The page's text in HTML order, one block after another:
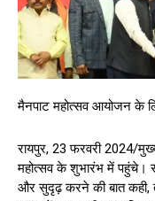
मैनपाट महोत्सव आयोजन के
रायपुर, 23 फरवरी 2024/
महोत्सव के शुभारंभ में पहुंचे।
और सुदृढ़ करने की बात कही,